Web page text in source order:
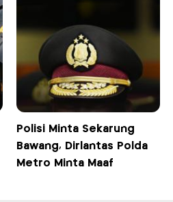
Polisi Minta Sekarung
Bawang, Dirlantas Polda
Metro Minta Maaf